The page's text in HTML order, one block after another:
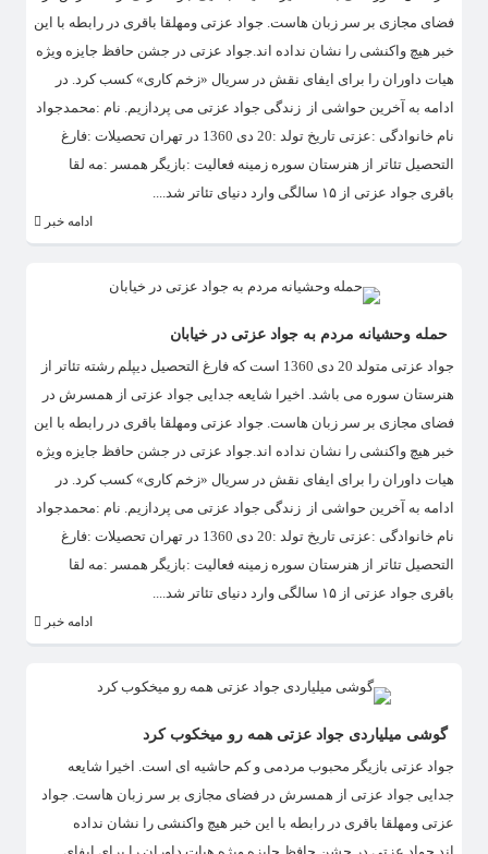
فضای مجازی بر سر زبان هاست. جواد عزتی ومهلقا باقری در رابطه با این
خبر هیچ واکنشی را نشان نداده اند.جواد عزتی در جشن حافظ جایزه ویژه
هیات داوران را برای ایفای نقش در سریال «زخم کاری» کسب کرد. در
ادامه به آخرین حواشی از زندگی جواد عزتی می پردازیم. نام :محمدجواد
نام خانوادگی :عزتی تاریخ تولد :20 دی 1360 در تهران تحصیلات :فارغ
التحصیل تئاتر از هنرستان سوره زمینه فعالیت :بازیگر همسر :مه لقا
باقری جواد عزتی از ۱۵ سالگی وارد دنیای تئاتر شد....
ادامه خبر
حمله وحشیانه مردم به جواد عزتی در خیابان
جواد عزتی متولد 20 دی 1360 است که فارغ التحصیل دیپلم رشته تئاتر از
هنرستان سوره می باشد. اخیرا شایعه جدایی جواد عزتی از همسرش در
فضای مجازی بر سر زبان هاست. جواد عزتی ومهلقا باقری در رابطه با این
خبر هیچ واکنشی را نشان نداده اند.جواد عزتی در جشن حافظ جایزه ویژه
هیات داوران را برای ایفای نقش در سریال «زخم کاری» کسب کرد. در
ادامه به آخرین حواشی از زندگی جواد عزتی می پردازیم. نام :محمدجواد
نام خانوادگی :عزتی تاریخ تولد :20 دی 1360 در تهران تحصیلات :فارغ
التحصیل تئاتر از هنرستان سوره زمینه فعالیت :بازیگر همسر :مه لقا
باقری جواد عزتی از ۱۵ سالگی وارد دنیای تئاتر شد....
ادامه خبر
گوشی میلیاردی جواد عزتی همه رو میخکوب کرد
جواد عزتی بازیگر محبوب مردمی و کم حاشیه ای است. اخیرا شایعه
جدایی جواد عزتی از همسرش در فضای مجازی بر سر زبان هاست. جواد
عزتی ومهلقا باقری در رابطه با این خبر هیچ واکنشی را نشان نداده